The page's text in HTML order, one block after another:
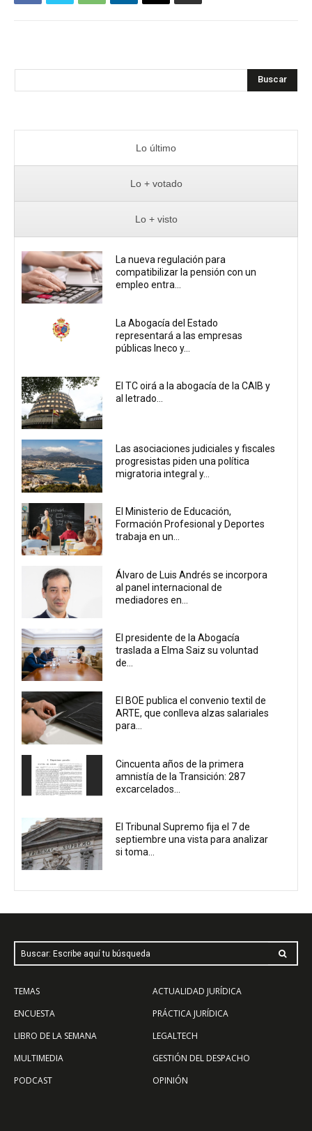
Buscar
Lo último
Lo + votado
Lo + visto
La nueva regulación para
compatibilizar la pensión con un
empleo entra...
La Abogacía del Estado
representará a las empresas
públicas Ineco y...
El TC oirá a la abogacía de la CAIB y
al letrado...
Las asociaciones judiciales y fiscales
progresistas piden una política
migratoria integral y...
El Ministerio de Educación,
Formación Profesional y Deportes
trabaja en un...
Álvaro de Luis Andrés se incorpora
al panel internacional de
mediadores en...
El presidente de la Abogacía
traslada a Elma Saiz su voluntad
de...
El BOE publica el convenio textil de
ARTE, que conlleva alzas salariales
para...
Cincuenta años de la primera
amnistía de la Transición: 287
excarcelados...
El Tribunal Supremo fija el 7 de
septiembre una vista para analizar
si toma...
Buscar: Escribe aquí tu búsqueda
TEMAS
ENCUESTA
LIBRO DE LA SEMANA
MULTIMEDIA
PODCAST
ACTUALIDAD JURÍDICA
PRÁCTICA JURÍDICA
LEGALTECH
GESTIÓN DEL DESPACHO
OPINIÓN